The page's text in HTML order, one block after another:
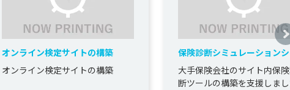
オンライン検定サイトの構築
オンライン検定サイトの構築
保険診断シミュレーション
ムの構築
大手保険会社のサイト内保
断ツールの構築を支援しまし